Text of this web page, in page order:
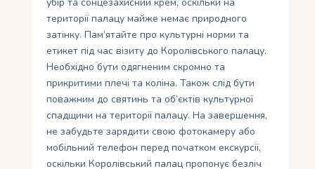
території палацу майже немає природного
затінку. Пам’ятайте про культурні норми та
етикет під час візиту до Королівського палацу.
Необхідно бути одягненим скромно та
прикритими плечі та коліна. Також слід бути
поважним до святинь та об’єктів культурної
спадщини на території палацу. На завершення,
не забудьте зарядити свою фотокамеру або
мобільний телефон перед початком екскурсії,
оскільки Королівський палац пропонує безліч